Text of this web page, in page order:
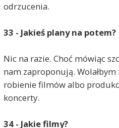
odrzucenia.
33 - Jakieś plany na potem?
Nic na razie. Choć mówiąc
nam zaproponują. Wolałbym
robienie filmów albo
koncerty.
34 - Jakie filmy?